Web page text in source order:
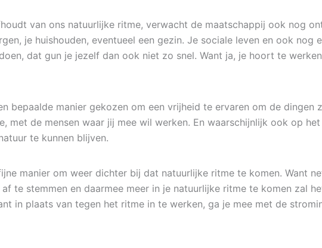
van ons natuurlijke ritme, verwacht de maatschappij ook nog
je huishouden, eventueel een gezin. Je sociale leven en ook nog
dat gun je jezelf dan ook niet zo snel. Want ja, je hoort te werken
bepaalde manier gekozen om een vrijheid te ervaren om de dingen
met de mensen waar jij mee wil werken. En waarschijnlijk ook op
te kunnen blijven.
manier om weer dichter bij dat natuurlijke ritme te komen. Want
te stemmen en daarmee meer in je natuurlijke ritme te komen zal
in plaats van tegen het ritme in te werken, ga je mee met de